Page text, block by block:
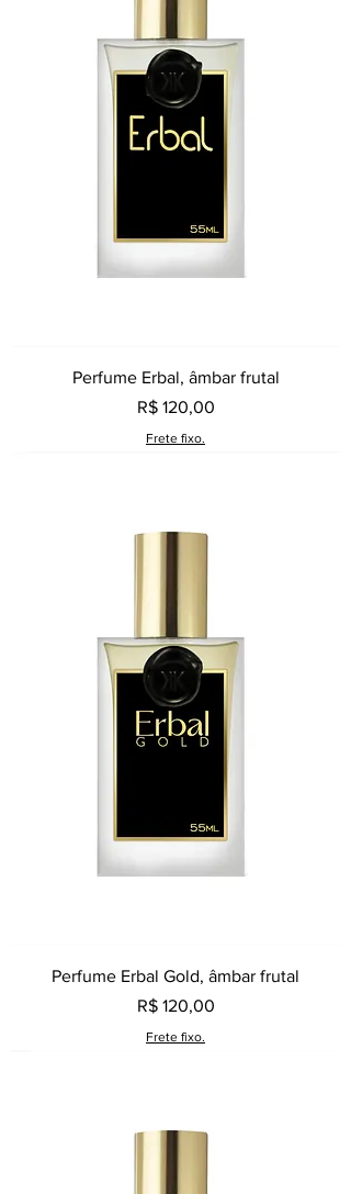
Perfume Erbal, âmbar frutal
Preço
R$ 120,00
Frete fixo.
Perfume Erbal Gold, âmbar frutal
Preço
R$ 120,00
Frete fixo.